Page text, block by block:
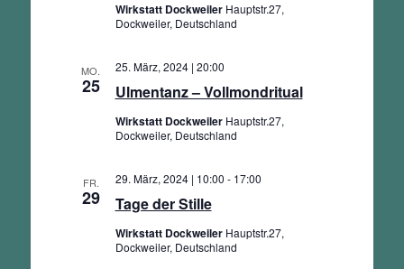
Wirkstatt Dockweiler Hauptstr.27,
Dockweiler, Deutschland
MO.
25 Ulmentanz – Vollmondritual
25. März, 2024 | 20:00
Wirkstatt Dockweiler Hauptstr.27,
Dockweiler, Deutschland
FR.
29 Tage der Stille
29. März, 2024 | 10:00 - 17:00
Wirkstatt Dockweiler Hauptstr.27,
Dockweiler, Deutschland